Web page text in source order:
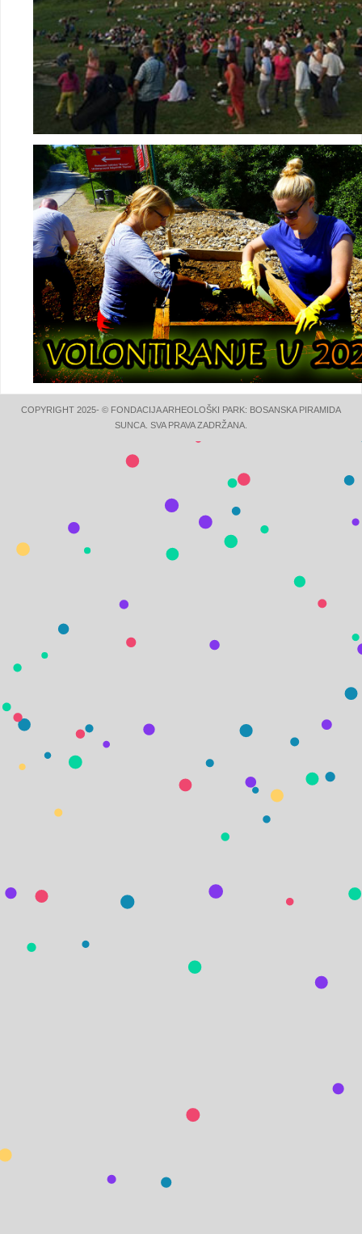
COPYRIGHT 2025- © FONDACIJA ARHEOLOŠKI PARK: BOSANSKA PIRAMIDA
SUNCA. SVA PRAVA ZADRŽANA.